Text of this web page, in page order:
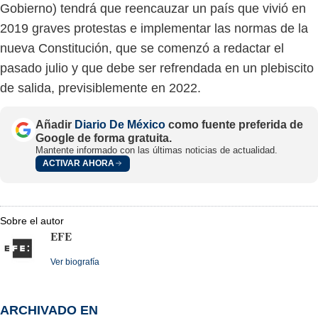
Gobierno) tendrá que reencauzar un país que vivió en
2019 graves protestas e implementar las normas de la
nueva Constitución, que se comenzó a redactar el
pasado julio y que debe ser refrendada en un plebiscito
de salida, previsiblemente en 2022.
Añadir Diario De México como fuente preferida de
Google de forma gratuita.
Mantente informado con las últimas noticias de actualidad.
ACTIVAR AHORA
Sobre el autor
EFE
Ver biografía
ARCHIVADO EN